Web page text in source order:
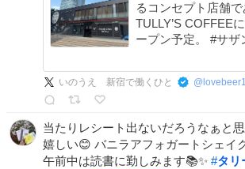
るコンセプト店舗
TULLY’S COFFEE
ープン予定。 #サザンテ
ヒー #伊
いのうえ 新宿で働くひと @
当たりレシート出ないだろうなぁと
嬉しい😊 バニラアフォガートシェイ
午前中は読書に勤しみます📚✨ #タリ